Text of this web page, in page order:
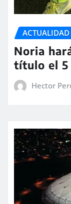
ACTUALIDAD
Noria
título el 5
Hector